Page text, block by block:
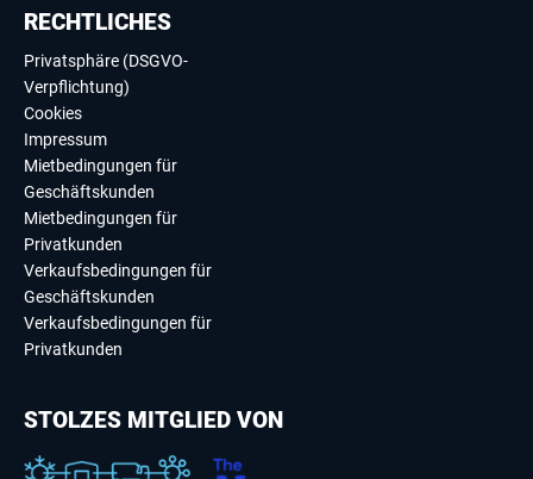
RECHTLICHES
Privatsphäre (DSGVO-
Verpflichtung)
Cookies
Impressum
Mietbedingungen für
Geschäftskunden
Mietbedingungen für
Privatkunden
Verkaufsbedingungen für
Geschäftskunden
Verkaufsbedingungen für
Privatkunden
STOLZES MITGLIED VON